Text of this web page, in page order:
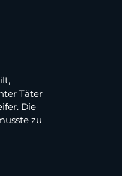
Täter
Die
zu